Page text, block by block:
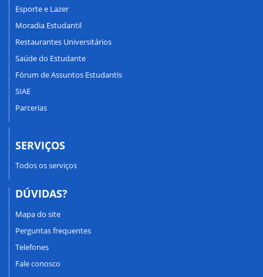
Esporte e Lazer
Moradia Estudantil
Restaurantes Universitários
Saúde do Estudante
Fórum de Assuntos Estudantis
SIAE
Parcerias
SERVIÇOS
Todos os serviços
DÚVIDAS?
Mapa do site
Perguntas frequentes
Telefones
Fale conosco